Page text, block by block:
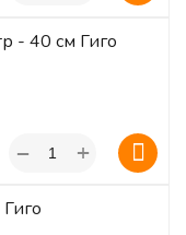
- 40 см Гиго
+
−